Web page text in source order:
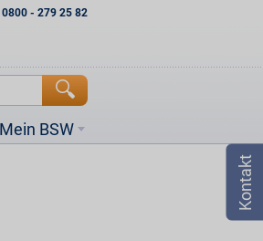
0800 - 279 25 82
Mein BSW